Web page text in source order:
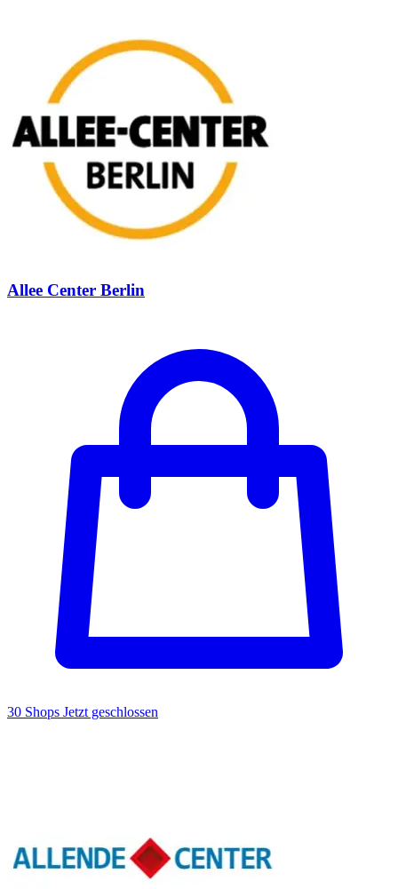
Allee Center Berlin
30 Shops Jetzt geschlossen